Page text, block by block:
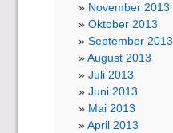
November 2013
Oktober 2013
September 2013
August 2013
Juli 2013
Juni 2013
Mai 2013
April 2013